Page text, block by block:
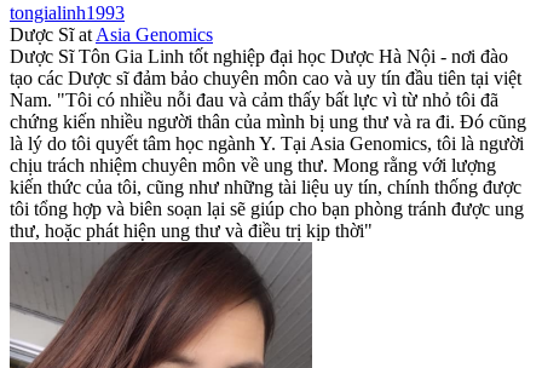
tongialinh1993
Dược Sĩat Asia Genomics
Dược Sĩ Tôn Gia Linh tốt nghiệp đại học Dược Hà Nội - nơi đào
tạo các Dược sĩ đảm bảo chuyên môn cao và uy tín đầu tiên tại việt
Nam. "Tôi có nhiều nỗi đau và cảm thấy bất lực vì từ nhỏ tôi đã
chứng kiến nhiều người thân của mình bị ung thư và ra đi. Đó cũng
là lý do tôi quyết tâm học ngành Y. Tại Asia Genomics, tôi là người
chịu trách nhiệm chuyên môn về ung thư. Mong rằng với lượng
kiến thức của tôi, cũng như những tài liệu uy tín, chính thống được
tôi tổng hợp và biên soạn lại sẽ giúp cho bạn phòng tránh được ung
thư, hoặc phát hiện ung thư và điều trị kịp thời"